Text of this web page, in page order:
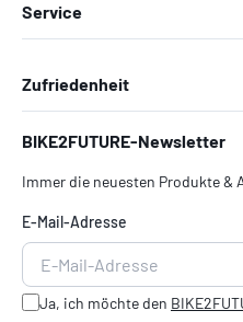
Service
Zufriedenheit
BIKE2FUTURE-Newsletter
Immer die neuesten Produkte &
E-Mail-Adresse
Ja, ich möchte den